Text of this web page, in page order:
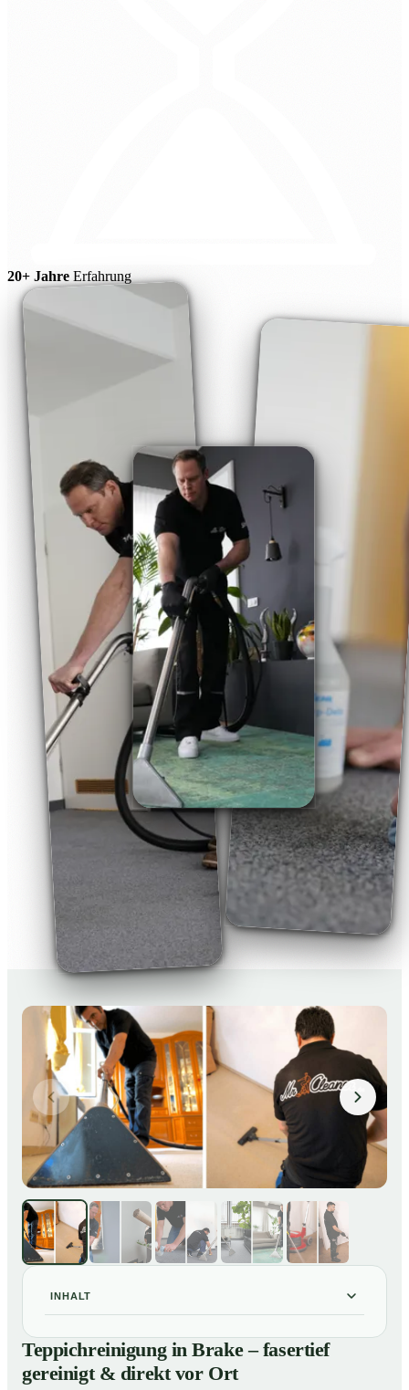
20+ Jahre Erfahrung
INHALT
01Teppichreinigung in Brake – fasertief gereinigt & direkt
vor Ort
Teppichreinigung in Brake – fasertief
gereinigt & direkt vor Ort